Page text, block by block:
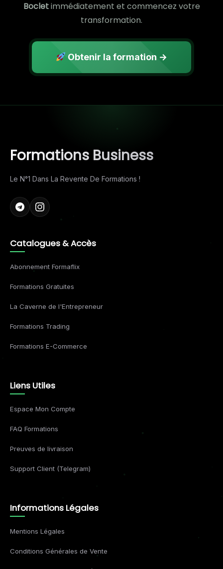
Bocletimmédiatement et commencez votre
transformation.
Obtenir la formation →
Formations Business
Le N°1 Dans La Revente De Formations !
Catalogues & Accès
Abonnement Formaflix
Formations Gratuites
La Caverne de l'Entrepreneur
Formations Trading
Formations E-Commerce
Liens Utiles
Espace Mon Compte
FAQ Formations
Preuves de livraison
Support Client (Telegram)
Informations Légales
Mentions Légales
Conditions Générales de Vente